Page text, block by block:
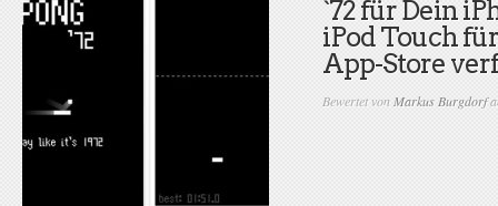
`72 für Dein
iPod Touch
App-Store
Bewertet vonMarkus Burgdorf